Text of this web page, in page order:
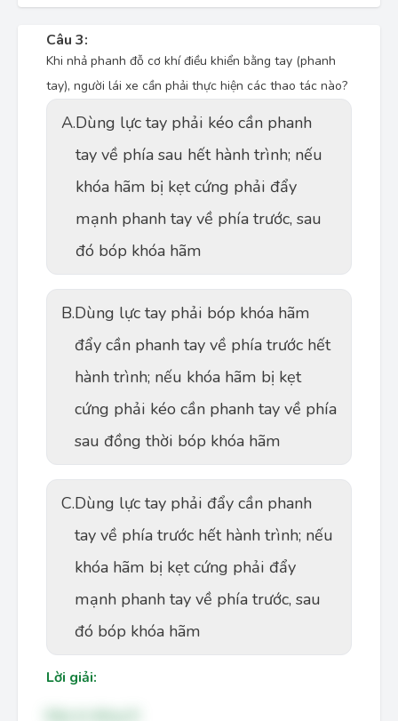
Câu 3:
Khi nhả phanh đỗ cơ khí điều khiển bằng tay (phanh
tay), người lái xe cần phải thực hiện các thao tác nào?
A.Dùng lực tay phải kéo cần phanh
tay về phía sau hết hành trình; nếu
khóa hãm bị kẹt cứng phải đẩy
mạnh phanh tay về phía trước, sau
đó bóp khóa hãm
B.Dùng lực tay phải bóp khóa hãm
đẩy cần phanh tay về phía trước hết
hành trình; nếu khóa hãm bị kẹt
cứng phải kéo cần phanh tay về phía
sau đồng thời bóp khóa hãm
C.Dùng lực tay phải đẩy cần phanh
tay về phía trước hết hành trình; nếu
khóa hãm bị kẹt cứng phải đẩy
mạnh phanh tay về phía trước, sau
đó bóp khóa hãm
Lời giải: